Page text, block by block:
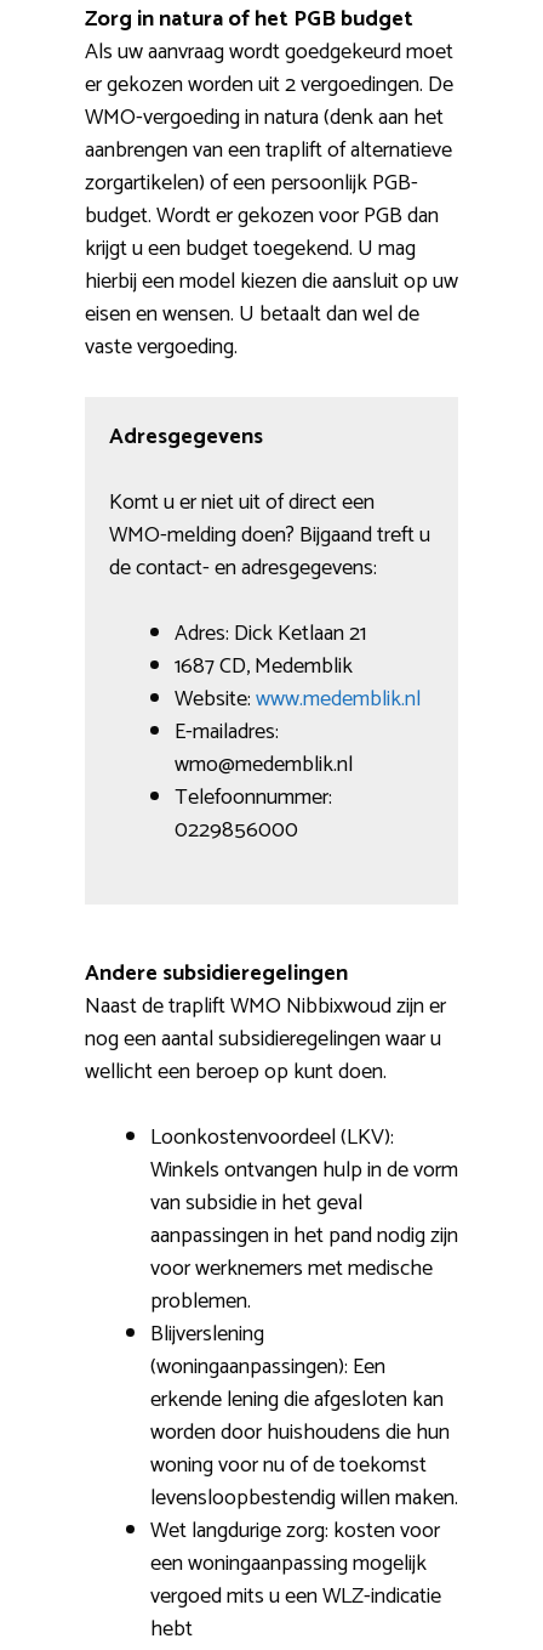
Zorg in natura of het PGB budget
Als uw aanvraag wordt goedgekeurd moet
er gekozen worden uit 2 vergoedingen. De
WMO-vergoeding in natura (denk aan het
aanbrengen van een traplift of alternatieve
zorgartikelen) of een persoonlijk PGB-
budget. Wordt er gekozen voor PGB dan
krijgt u een budget toegekend. U mag
hierbij een model kiezen die aansluit op uw
eisen en wensen. U betaalt dan wel de
vaste vergoeding.
Adresgegevens
Komt u er niet uit of direct een
WMO-melding doen? Bijgaand treft u
de contact- en adresgegevens:
Adres: Dick Ketlaan 21
1687 CD, Medemblik
Website:www.medemblik.nl
E-mailadres:
wmo@medemblik.nl
Telefoonnummer:
0229856000
Andere subsidieregelingen
Naast de traplift WMO Nibbixwoud zijn er
nog een aantal subsidieregelingen waar u
wellicht een beroep op kunt doen.
Loonkostenvoordeel (LKV):
Winkels ontvangen hulp in de vorm
van subsidie in het geval
aanpassingen in het pand nodig zijn
voor werknemers met medische
problemen.
Blijverslening
(woningaanpassingen): Een
erkende lening die afgesloten kan
worden door huishoudens die hun
woning voor nu of de toekomst
levensloopbestendig willen maken.
Wet langdurige zorg: kosten voor
een woningaanpassing mogelijk
vergoed mits u een WLZ-indicatie
hebt